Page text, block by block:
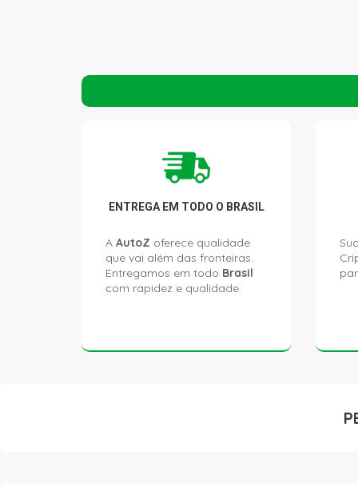
ENTREGA EM TODO O BRASIL
A AutoZ oferece qualidade
que vai além das fronteiras.
Entregamos em todo Brasil
com rapidez e qualidade.